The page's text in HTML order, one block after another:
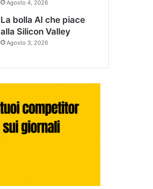
Agosto 4, 2026
La bolla AI che piace
alla Silicon Valley
Agosto 3, 2026